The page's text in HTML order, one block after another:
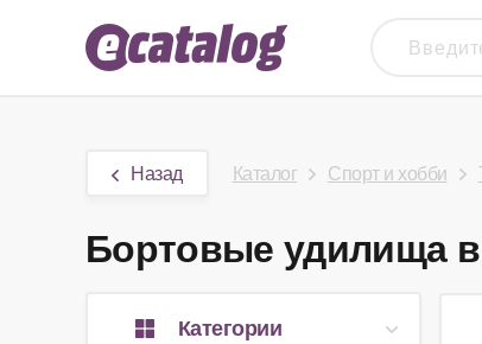
Назад Каталог Спорт и хобби
Бортовые удилища
Категории